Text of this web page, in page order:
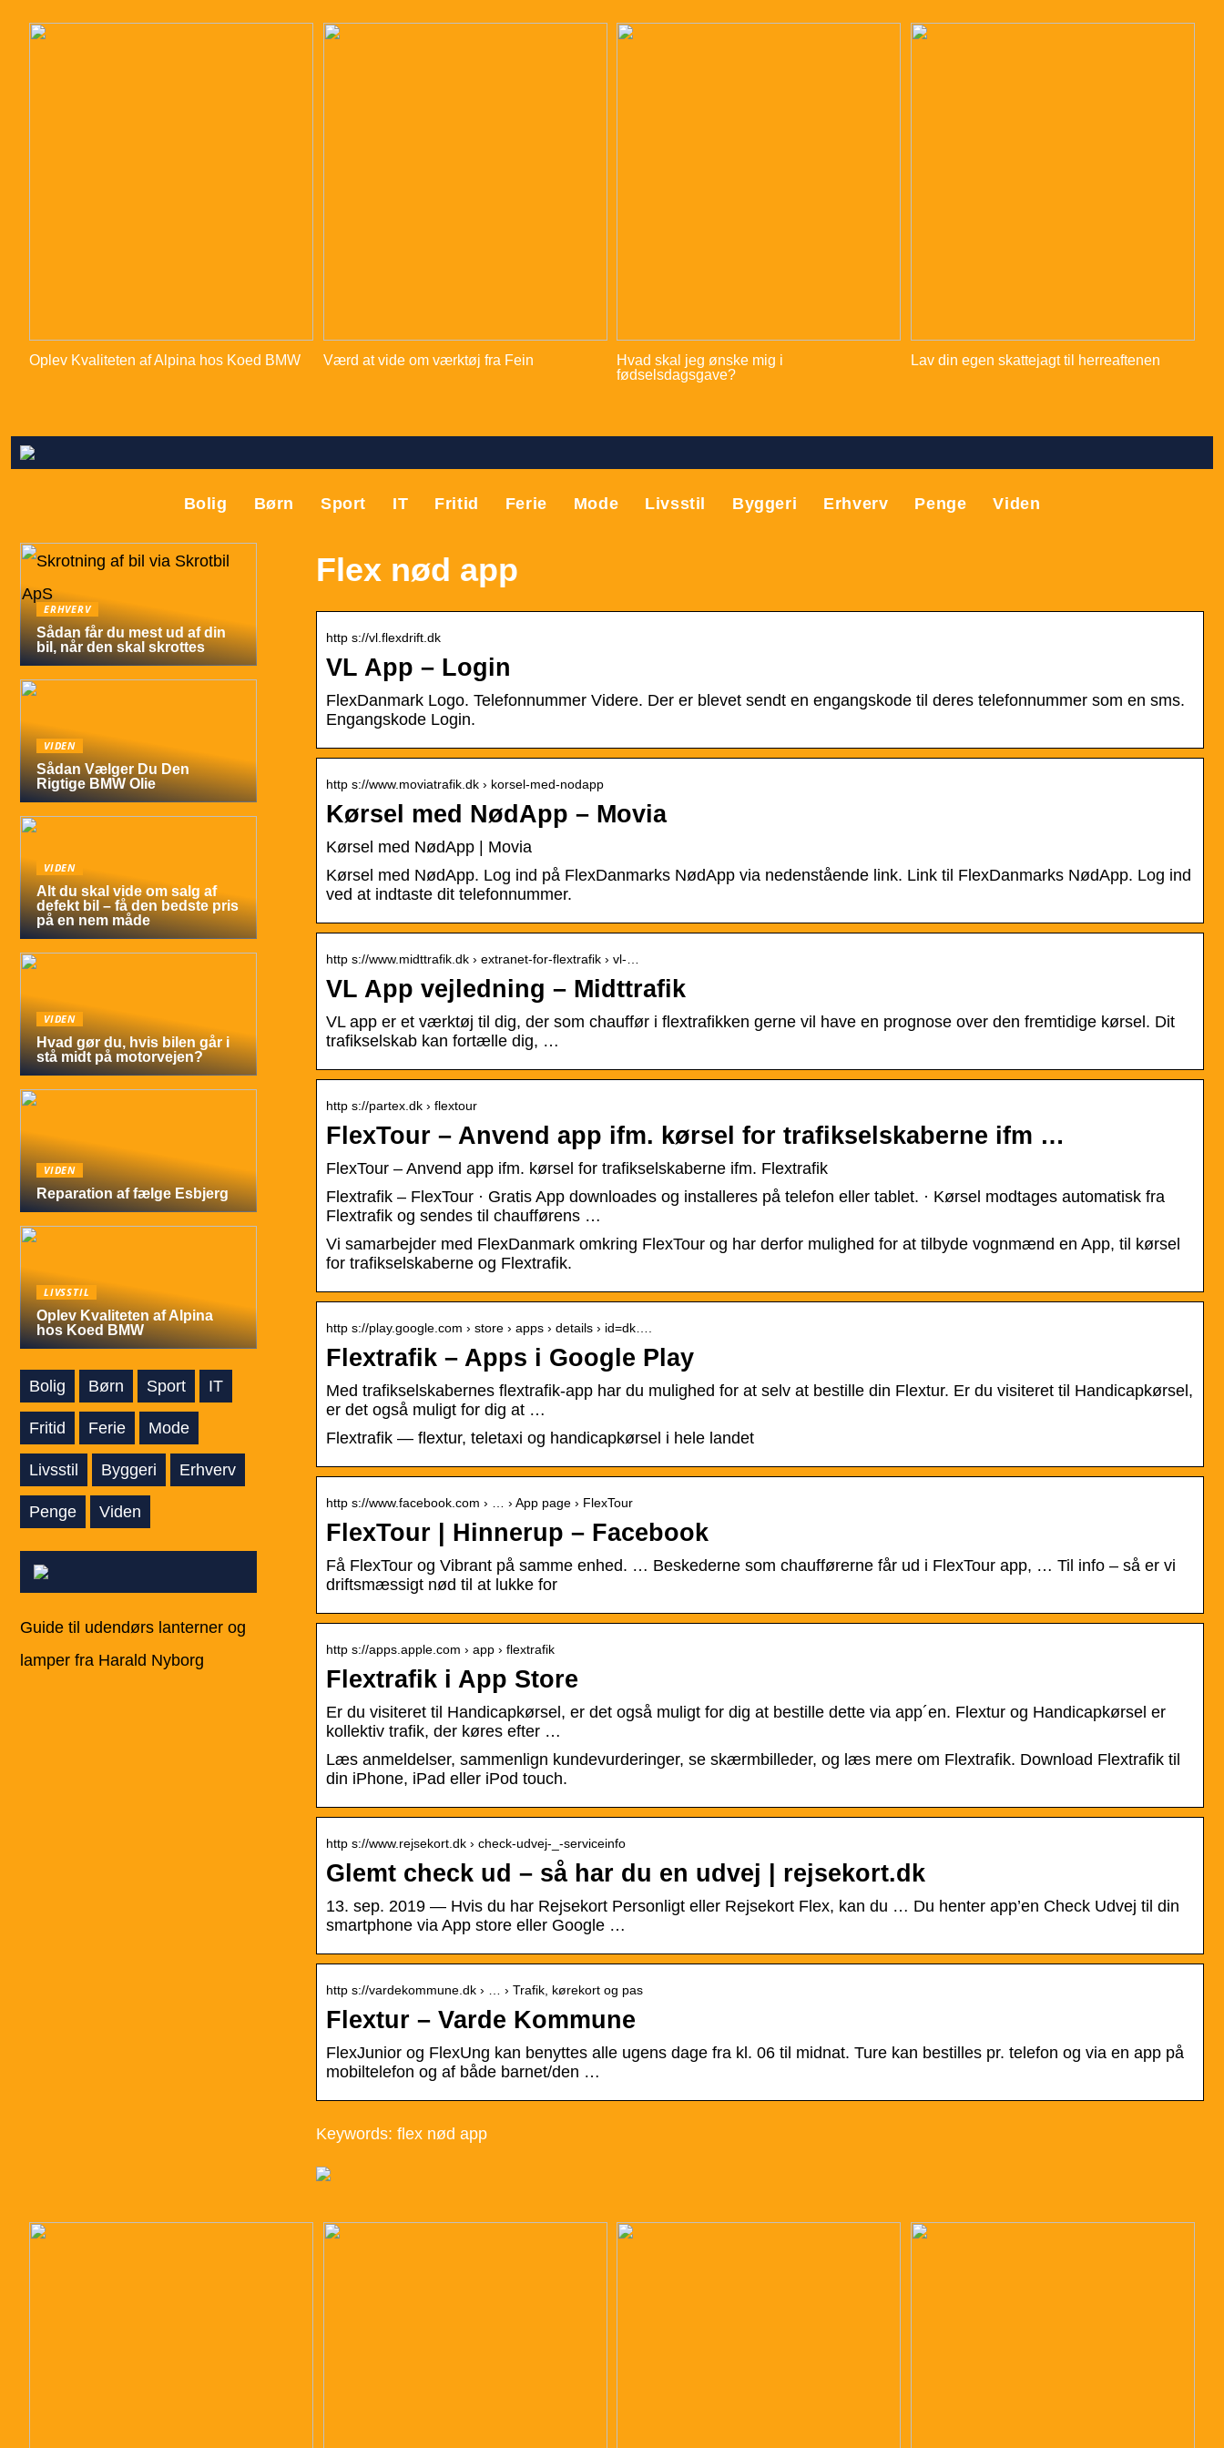
Oplev Kvaliteten af Alpina hos Koed BMW Værd at vide om værktøj fra Fein
Hvad skal jeg ønske mig i
fødselsdagsgave?
Lav din egen skattejagt til herreaftenen
Bolig Børn Sport IT Fritid Ferie Mode Livsstil Byggeri Erhverv Penge Viden
Flex nød app
http s://vl.flexdrift.dk
VL App – Login
FlexDanmark Logo. Telefonnummer Videre. Der er blevet sendt en engangskode til deres telefonnummer som en sms.
Engangskode Login.
http s://www.moviatrafik.dk › korsel-med-nodapp
Kørsel med NødApp – Movia
Kørsel med NødApp | Movia
Kørsel med NødApp. Log ind på FlexDanmarks NødApp via nedenstående link. Link til FlexDanmarks NødApp. Log ind
ved at indtaste dit telefonnummer.
http s://www.midttrafik.dk › extranet-for-flextrafik › vl-…
VL App vejledning – Midttrafik
VL app er et værktøj til dig, der som chauffør i flextrafikken gerne vil have en prognose over den fremtidige kørsel. Dit
trafikselskab kan fortælle dig, …
http s://partex.dk › flextour
FlexTour – Anvend app ifm. kørsel for trafikselskaberne ifm …
FlexTour – Anvend app ifm. kørsel for trafikselskaberne ifm. Flextrafik
Flextrafik – FlexTour · Gratis App downloades og installeres på telefon eller tablet. · Kørsel modtages automatisk fra
Flextrafik og sendes til chaufførens …
Vi samarbejder med FlexDanmark omkring FlexTour og har derfor mulighed for at tilbyde vognmænd en App, til kørsel
for trafikselskaberne og Flextrafik.
http s://play.google.com › store › apps › details › id=dk….
Flextrafik – Apps i Google Play
Med trafikselskabernes flextrafik-app har du mulighed for at selv at bestille din Flextur. Er du visiteret til Handicapkørsel,
er det også muligt for dig at …
Flextrafik — flextur, teletaxi og handicapkørsel i hele landet
http s://www.facebook.com › … › App page › FlexTour
FlexTour | Hinnerup – Facebook
Få FlexTour og Vibrant på samme enhed. … Beskederne som chaufførerne får ud i FlexTour app, … Til info – så er vi
driftsmæssigt nød til at lukke for
http s://apps.apple.com › app › flextrafik
Flextrafik i App Store
Er du visiteret til Handicapkørsel, er det også muligt for dig at bestille dette via app´en. Flextur og Handicapkørsel er
kollektiv trafik, der køres efter …
Læs anmeldelser, sammenlign kundevurderinger, se skærmbilleder, og læs mere om Flextrafik. Download Flextrafik til
din iPhone, iPad eller iPod touch.
http s://www.rejsekort.dk › check-udvej-_-serviceinfo
Glemt check ud – så har du en udvej | rejsekort.dk
13. sep. 2019 — Hvis du har Rejsekort Personligt eller Rejsekort Flex, kan du … Du henter app’en Check Udvej til din
smartphone via App store eller Google …
http s://vardekommune.dk › … › Trafik, kørekort og pas
Flextur – Varde Kommune
FlexJunior og FlexUng kan benyttes alle ugens dage fra kl. 06 til midnat. Ture kan bestilles pr. telefon og via en app på
mobiltelefon og af både barnet/den …
Keywords: flex nød app
ERHVERV
Sådan får du mest ud af din
bil, når den skal skrottes
VIDEN
Sådan Vælger Du Den
Rigtige BMW Olie
VIDEN
Alt du skal vide om salg af
defekt bil – få den bedste pris
på en nem måde
VIDEN
Hvad gør du, hvis bilen går i
stå midt på motorvejen?
VIDEN
Reparation af fælge Esbjerg
LIVSSTIL
Oplev Kvaliteten af Alpina
hos Koed BMW
Bolig Børn Sport IT
Fritid Ferie Mode
Livsstil Byggeri Erhverv
Penge Viden
Guide til udendørs lanterner og
lamper fra Harald Nyborg